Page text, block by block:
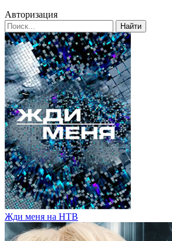
Авторизация
Найти
Жди меня на НТВ